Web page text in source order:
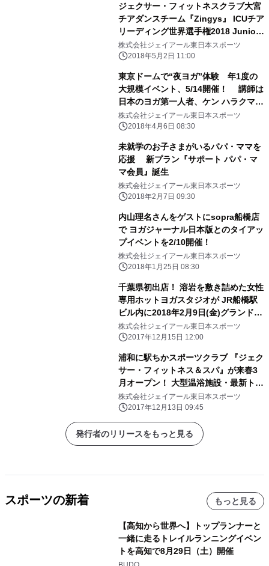
ジェクサー・フィットネスクラブ大宮
チアダンスチーム『Zingys』 ICUチア
リーディング世界選手権2018 Junior
Team Freestyle Pom部門 The
Cheerleading and Dance World
ル優勝〔ジュニア部門史上初〕
株式会社ジェイアール東日本スポーツ
2018年5月2日 11:00
東京ドームで“夜ヨガ”体験 年1度の
大規模イベント、5/14開催！ 講師は
日本のヨガ第一人者、ケン ハラクマ先
生
株式会社ジェイアール東日本スポーツ
2018年4月6日 08:30
未就学のお子さまがいるパパ・ママを
応援 新プラン『サポート パパ・マ
マ会員』誕生
株式会社ジェイアール東日本スポーツ
2018年2月7日 09:30
内山理名さんをゲストにsopra船橋店
で ヨガジャーナル日本版とのタイアッ
プイベントを2/10開催！
株式会社ジェイアール東日本スポーツ
2018年1月25日 08:30
千葉県初出店！ 溶岩を敷き詰めた女性
専用ホットヨガスタジオが JR船橋駅
ビル内に2018年2月9日(金)グランドオ
ープン！
株式会社ジェイアール東日本スポーツ
2017年12月15日 12:00
浦和に駅ちかスポーツクラブ 『ジェク
サー・フィットネス＆スパ』が来春3
月オープン！ 大型温浴施設・最新トレ
ーニングマシンなど充実した設備
株式会社ジェイアール東日本スポーツ
2017年12月13日 09:45
発行者のリリースをもっと見る
スポーツの新着 もっと見る
【高知から世界へ】トップランナーと
一緒に走るトレイルランニングイベン
トを高知で8月29日（土）開催